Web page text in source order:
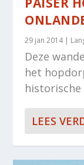
29 jan 2014|
Deze
het
historische
LEES